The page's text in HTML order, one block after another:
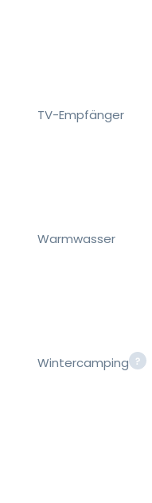
TV-Empfänger
Warmwasser
Wintercamping